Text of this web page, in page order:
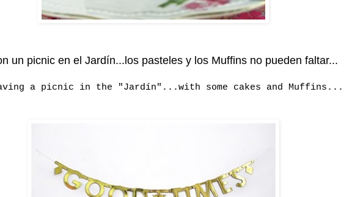
un picnic en el Jardín...los pasteles y los Muffins no pueden faltar...
a picnic in the "Jardín"...with some cakes and Muffins...